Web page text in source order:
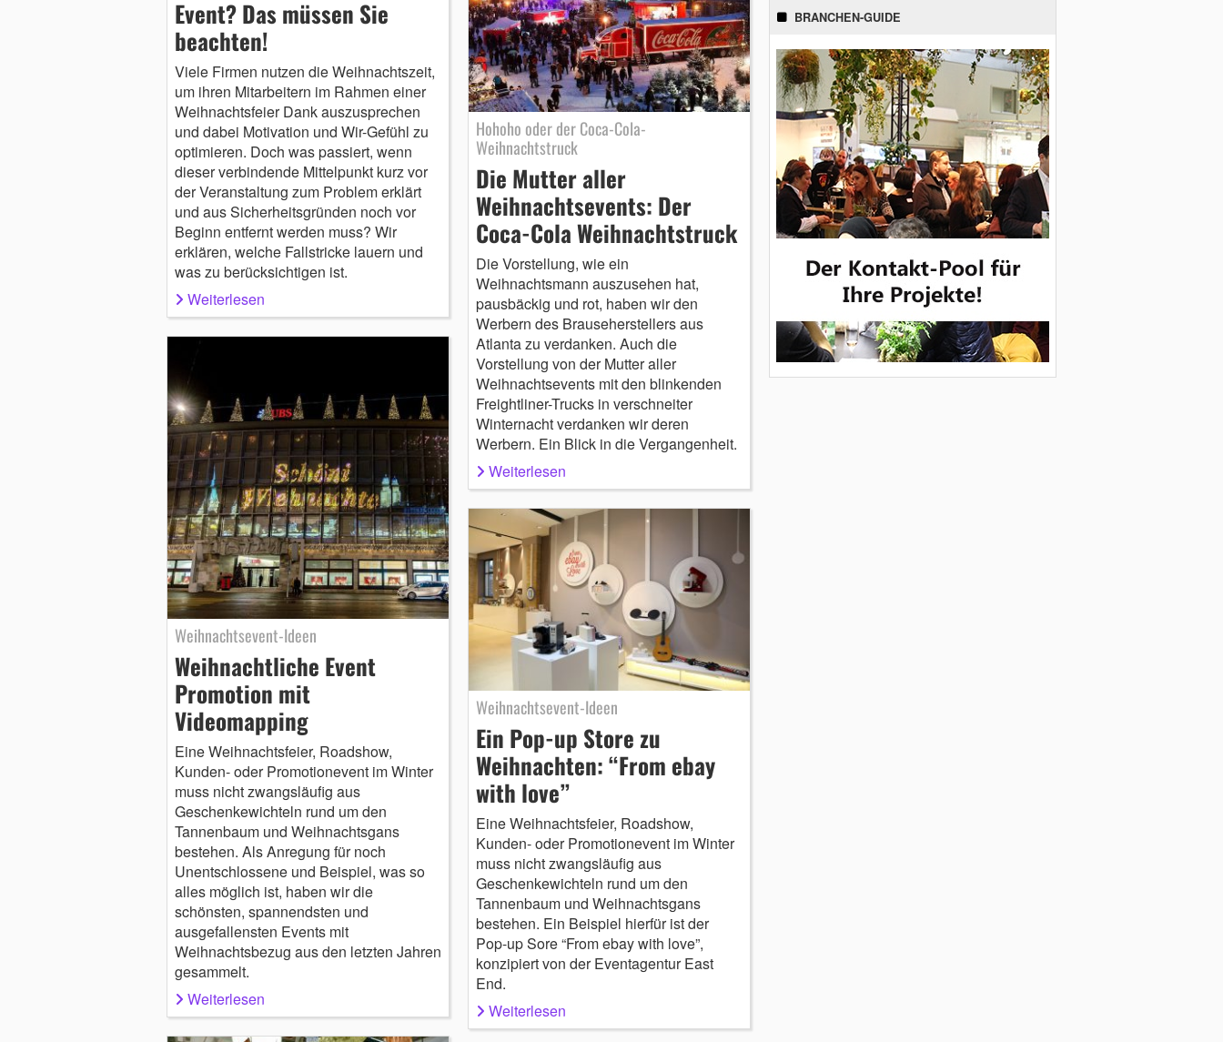
Event? Das müssen Sie
beachten!
Viele Firmen nutzen die Weihnachtszeit,
um ihren Mitarbeitern im Rahmen einer
Weihnachtsfeier Dank auszusprechen
und dabei Motivation und Wir-Gefühl zu
optimieren. Doch was passiert, wenn
dieser verbindende Mittelpunkt kurz vor
der Veranstaltung zum Problem erklärt
und aus Sicherheitsgründen noch vor
Beginn entfernt werden muss? Wir
erklären, welche Fallstricke lauern und
was zu berücksichtigen ist.
Weiterlesen
Weihnachtsevent-Ideen
Weihnachtliche Event
Promotion mit
Videomapping
Eine Weihnachtsfeier, Roadshow,
Kunden- oder Promotionevent im Winter
muss nicht zwangsläufig aus
Geschenkewichteln rund um den
Tannenbaum und Weihnachtsgans
bestehen. Als Anregung für noch
Unentschlossene und Beispiel, was so
alles möglich ist, haben wir die
schönsten, spannendsten und
ausgefallensten Events mit
Weihnachtsbezug aus den letzten Jahren
gesammelt.
Weiterlesen
Hohoho oder der Coca-Cola-
Weihnachtstruck
Die Mutter aller
Weihnachtsevents: Der
Coca-Cola Weihnachtstruck
Die Vorstellung, wie ein
Weihnachtsmann auszusehen hat,
pausbäckig und rot, haben wir den
Werbern des Brauseherstellers aus
Atlanta zu verdanken. Auch die
Vorstellung von der Mutter aller
Weihnachtsevents mit den blinkenden
Freightliner-Trucks in verschneiter
Winternacht verdanken wir deren
Werbern. Ein Blick in die Vergangenheit.
Weiterlesen
Weihnachtsevent-Ideen
Ein Pop-up Store zu
Weihnachten: “From ebay
with love”
Eine Weihnachtsfeier, Roadshow,
Kunden- oder Promotionevent im Winter
muss nicht zwangsläufig aus
Geschenkewichteln rund um den
Tannenbaum und Weihnachtsgans
bestehen. Ein Beispiel hierfür ist der
Pop-up Sore “From ebay with love”,
konzipiert von der Eventagentur East
End.
Weiterlesen
BRANCHEN-GUIDE